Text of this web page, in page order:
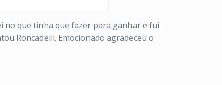
no que tinha que fazer para ganhar e fui
Roncadelli. Emocionado agradeceu o